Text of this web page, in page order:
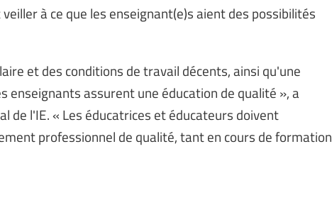
à ce que les enseignant(e)s aient des possibilités
et des conditions de travail décents, ainsi qu'une
enseignants assurent une éducation de qualité », a
de l'IE. « Les éducatrices et éducateurs doivent
professionnel de qualité, tant en cours de formation